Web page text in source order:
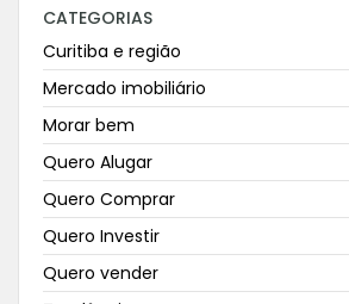
CATEGORIAS
Curitiba e região
Mercado imobiliário
Morar bem
Quero Alugar
Quero Comprar
Quero Investir
Quero vender